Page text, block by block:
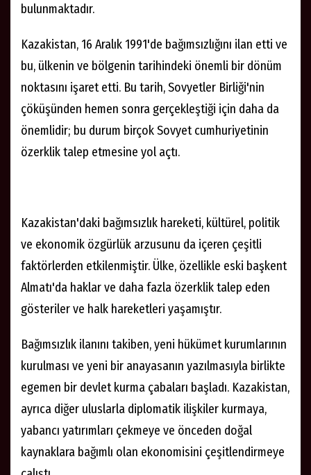
bulunmaktadır.
Kazakistan, 16 Aralık 1991'de bağımsızlığını ilan etti ve
bu, ülkenin ve bölgenin tarihindeki önemli bir dönüm
noktasını işaret etti. Bu tarih, Sovyetler Birliği'nin
çöküşünden hemen sonra gerçekleştiği için daha da
önemlidir; bu durum birçok Sovyet cumhuriyetinin
özerklik talep etmesine yol açtı.
Kazakistan'daki bağımsızlık hareketi, kültürel, politik
ve ekonomik özgürlük arzusunu da içeren çeşitli
faktörlerden etkilenmiştir. Ülke, özellikle eski başkent
Almatı'da haklar ve daha fazla özerklik talep eden
gösteriler ve halk hareketleri yaşamıştır.
Bağımsızlık ilanını takiben, yeni hükümet kurumlarının
kurulması ve yeni bir anayasanın yazılmasıyla birlikte
egemen bir devlet kurma çabaları başladı. Kazakistan,
ayrıca diğer uluslarla diplomatik ilişkiler kurmaya,
yabancı yatırımları çekmeye ve önceden doğal
kaynaklara bağımlı olan ekonomisini çeşitlendirmeye